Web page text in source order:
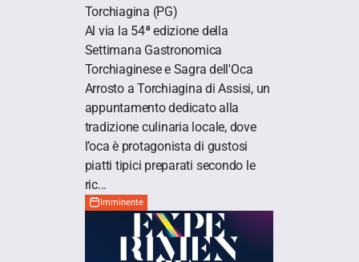
Torchiagina (PG)
Al via la 54ª edizione della
Settimana Gastronomica
Torchiaginese e Sagra dell'Oca
Arrosto a Torchiagina di Assisi, un
appuntamento dedicato alla
tradizione culinaria locale, dove
l’oca è protagonista di gustosi
piatti tipici preparati secondo le
ric...
Imminente